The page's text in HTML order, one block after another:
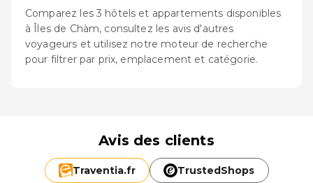
Comparez les 3 hôtels et appartements disponibles
à Îles de Chàm, consultez les avis d'autres
voyageurs et utilisez notre moteur de recherche
pour filtrer par prix, emplacement et catégorie.
Avis des clients
Traventia.fr TrustedShops